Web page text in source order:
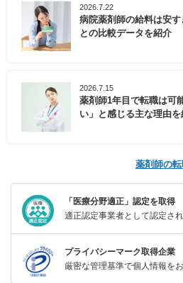
2026.7.22
病院薬剤師の給料は安
との比較データを紹介
2026.7.15
薬剤師1年目で転職は可
い」と感じる主な理由を
薬剤師の
「医療分野適正」認定を取得
適正認定事業者として認定され
プライバシーマーク取得企業
厳密な管理基準で個人情報をお